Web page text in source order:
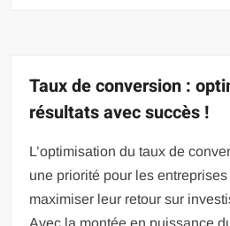
Taux de conversion :
résultats avec succès !
L’optimisation du taux de
une priorité pour les
maximiser leur retour sur
Avec la montée en puissance